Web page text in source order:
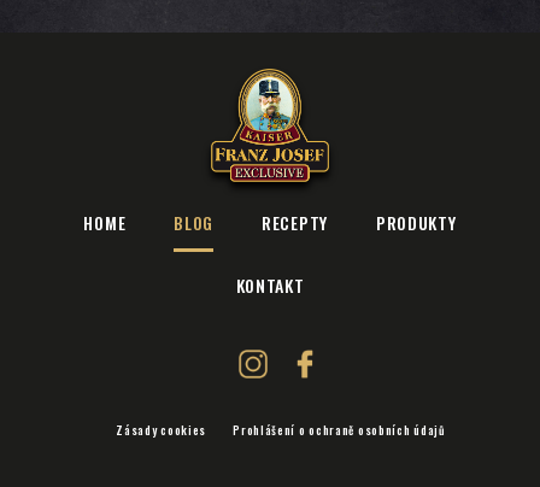
HOME BLOG RECEPTY PRODUKTY
KONTAKT
Zásady cookies Prohlášení o ochraně osobních údajů